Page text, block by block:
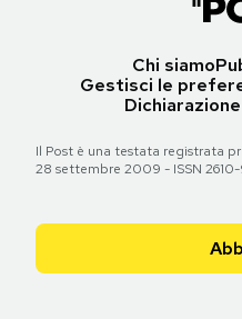
Chi siamo
Gestisci le
Il Post è una testata registrata
28 settembre 2009 - ISSN